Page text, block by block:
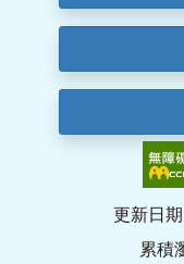
更新日
累積